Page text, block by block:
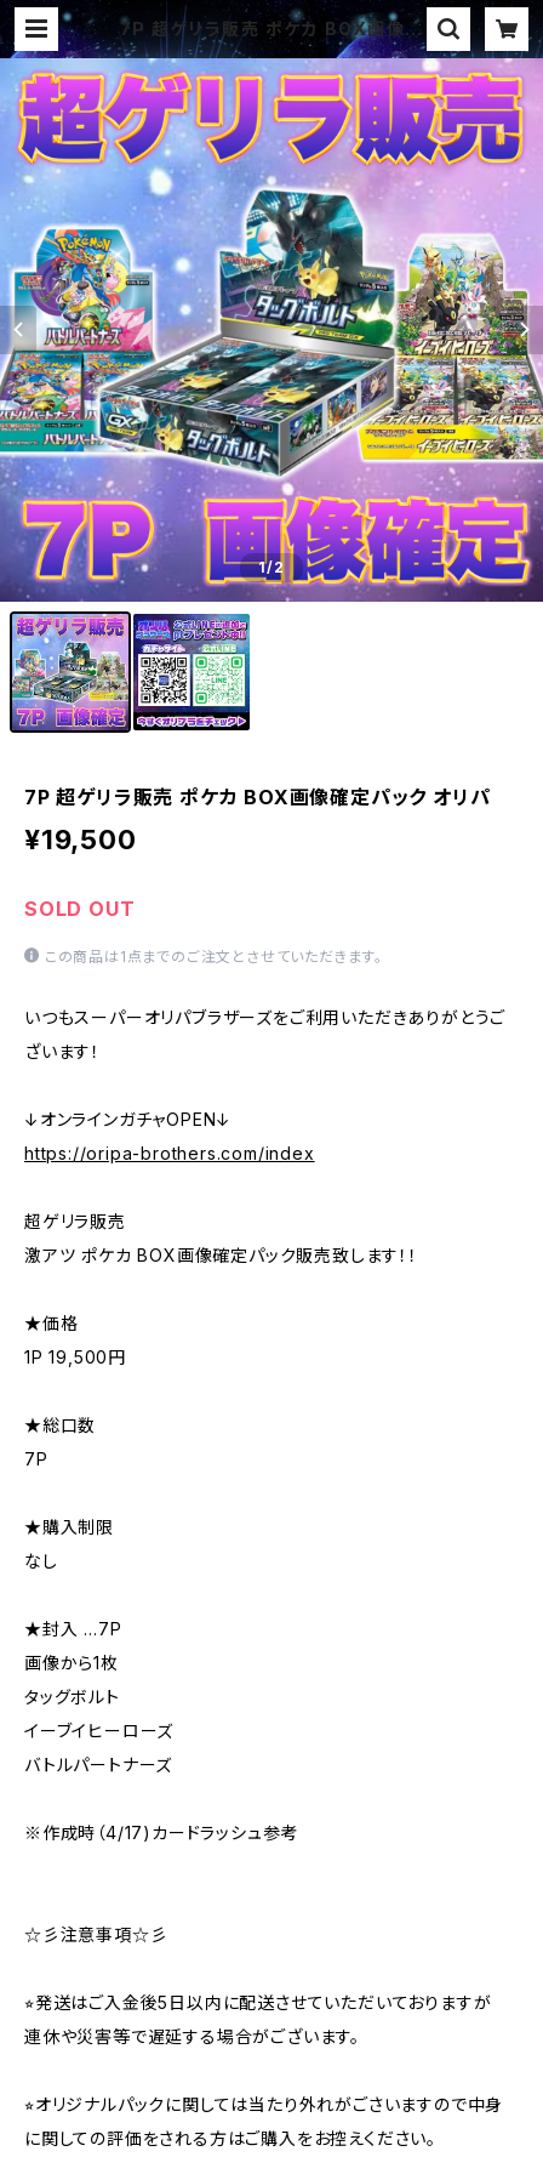
7P 超ゲリラ販売 ポケカ BOX画像確
定パック オリパ | オリパ ブラザー
ズ オリパ専門店 (ポケカ、ワンピー
ス、遊戯王、ヴァイス、ドラゴンボール)
1/2
7P 超ゲリラ販売 ポケカ BOX画像確定パック オリパ
¥19,500
SOLD OUT
この商品は1点までのご注文とさせていただきます。
いつもスーパーオリパブラザーズをご利用いただきありがとうご
ざいます！
↓オンラインガチャOPEN↓
https://oripa-brothers.com/index
超ゲリラ販売
激アツ ポケカ BOX画像確定パック販売致します！！
★価格
1P 19,500円
★総口数
7P
★購入制限
なし
★封入 …7P
画像から1枚
タッグボルト
イーブイヒーローズ
バトルパートナーズ
※作成時（4/17)カードラッシュ参考
☆彡注意事項☆彡
⭐︎発送はご入金後5日以内に配送させていただいておりますが
連休や災害等で遅延する場合がございます。
⭐︎オリジナルパックに関しては当たり外れがごさいますので中身
に関しての評価をされる方はご購入をお控えください。